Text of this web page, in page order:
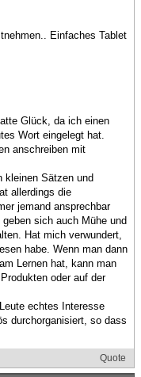
Einfaches Tablet
Glück, da ich einen
Wort eingelegt hat.
anschreiben mit
kleinen Sätzen und
allerdings die
jemand ansprechbar
sich auch Mühe und
Hat mich verwundert,
habe. Wenn man dann
Lernen hat, kann man
oder auf der
echtes Interesse
durchorganisiert, so dass
Quote